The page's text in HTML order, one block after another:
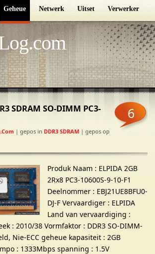
Geheue Netwerk Uitset Verwerker
SDRAM SO-DIMM PC3-
| gepos in DDR3 SDRAM | gepos op
6
Produk Naam : ELPIDA 2GB
2Rx8 PC3-10600S-9-10-F1
Deelnommer : EBJ21UE8BFU0-
DJ-F Vervaardiger : ELPIDA
Land van vervaardiging :
: 2010/38 Vormfaktor : DDR3 SO-DIMM-
Nie-ECC geheue kapasiteit : 2GB
: 1333Mbps spanning : 1.5V